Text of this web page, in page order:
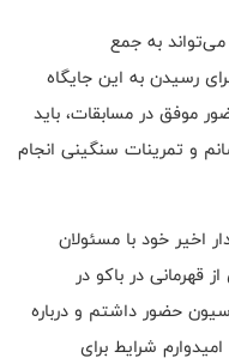
به جمع
رسیدن به این جایگاه
موفق در مسابقات، باید
و تمرینات سنگینی انجام
دیدار اخیر خود با مسئولان
در باکو در
حضور داشتم و درباره
شرایط برای